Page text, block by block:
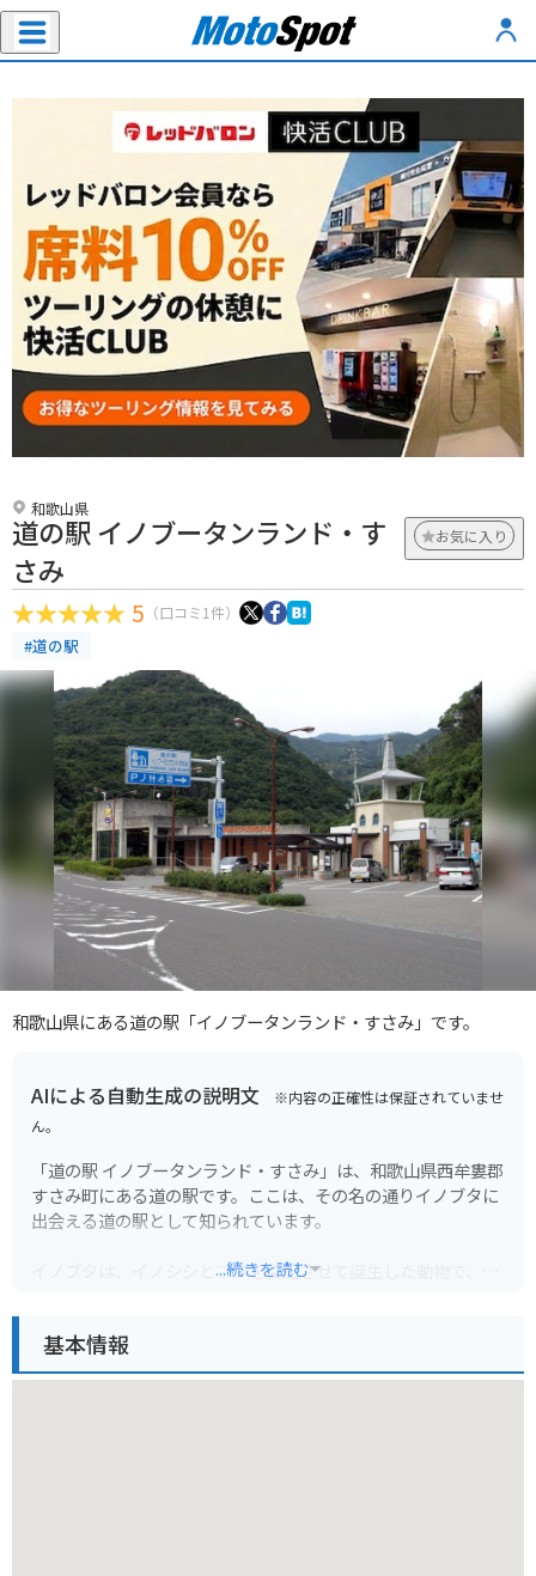
和歌山県
道の駅 イノブータンランド・す
さみ
お気に入り
5 （口コミ1件）
#道の駅
和歌山県にある道の駅「イノブータンランド・すさみ」です。
AIによる自動生成の説明文 ※内容の正確性は保証されていませ
ん。
「道の駅 イノブータンランド・すさみ」は、和歌山県西牟婁郡
すさみ町にある道の駅です。ここは、その名の通りイノブタに
出会える道の駅として知られています。
イノブタは、イノシシとブタを交配させて誕生した動物で、牡
牧場」や、イノブタ料理が味わえるレストラン、地元の特産品
を販売するショップなどがあります。
...続きを読む
基本情報